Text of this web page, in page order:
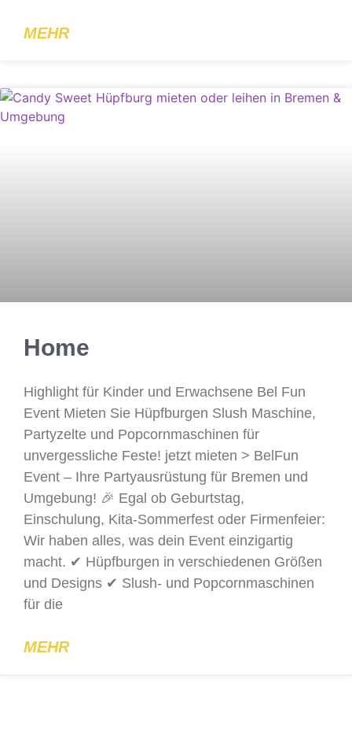
MEHR
Home
Highlight für Kinder und Erwachsene Bel Fun
Event Mieten Sie Hüpfburgen Slush Maschine,
Partyzelte und Popcornmaschinen für
unvergessliche Feste! jetzt mieten > BelFun
Event – Ihre Partyausrüstung für Bremen und
Umgebung! 🎉 Egal ob Geburtstag,
Einschulung, Kita-Sommerfest oder Firmenfeier:
Wir haben alles, was dein Event einzigartig
macht. ✔ Hüpfburgen in verschiedenen Größen
und Designs ✔ Slush- und Popcornmaschinen
für die
MEHR